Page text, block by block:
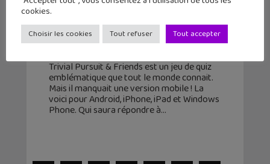
Trivial Pursuit & Friends débarque
sur mobile et tablette !
Trivial Pursuit & Friends est un jeu de quiz
emblématique que tout le monde connait.
Mais il manquait une version mobile ! La
voici pour Android, iPhone, iPad et Windows
Phone. Qui saura répondre à
cookies.
Choisir les cookies Tout refuser Tout accepter